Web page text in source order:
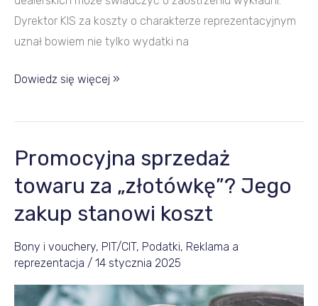
Dyrektor KIS za koszty o charakterze reprezentacyjnym
uznał bowiem nie tylko wydatki na
Dowiedz się więcej »
Promocyjna sprzedaż
towaru za „złotówkę”? Jego
zakup stanowi koszt
Bony i vouchery, PIT/CIT, Podatki, Reklama a
reprezentacja / 14 stycznia 2025
Promocyjna
towaru
za
Jego
stanowi